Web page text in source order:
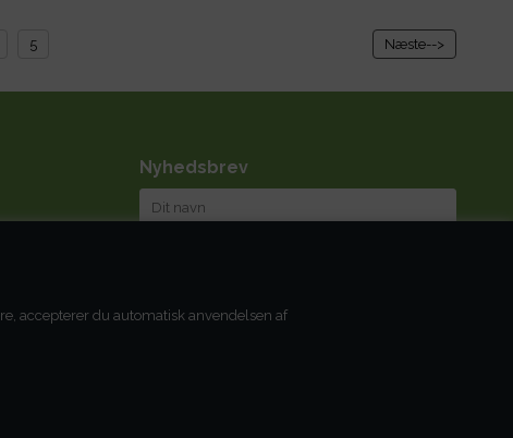
accepterer du automatisk anvendelsen af
5 Næste-->
Nyhedsbrev